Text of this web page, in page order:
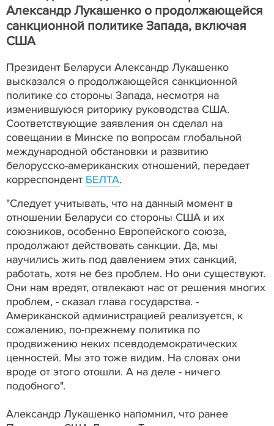
Александр Лукашенко о продолжающейся
санкционной политике Запада, включая
США
Президент Беларуси Александр Лукашенко
высказался о продолжающейся санкционной
политике со стороны Запада, несмотря на
изменившуюся риторику руководства США.
Соответствующие заявления он сделал на
совещании в Минске по вопросам глобальной
международной обстановки и развитию
белорусско-американских отношений, передает
корреспондент БЕЛТА.
"Следует учитывать, что на данный момент в
отношении Беларуси со стороны США и их
союзников, особенно Европейского союза,
продолжают действовать санкции. Да, мы
научились жить под давлением этих санкций,
работать, хотя не без проблем. Но они существуют.
Они нам вредят, отвлекают нас от решения многих
проблем, - сказал глава государства. -
Американской администрацией реализуется, к
сожалению, по-прежнему политика по
продвижению неких псевдодемократических
ценностей. Мы это тоже видим. На словах они
вроде от этого отошли. А на деле - ничего
подобного".
Александр Лукашенко напомнил, что ранее